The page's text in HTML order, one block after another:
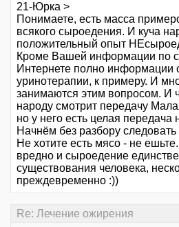
21-Юрка >
Понимаете, есть масса
всякого сыроедения. И куча
положительный опыт
Кроме Вашей информации по
Интернете полно информации
уринотерапии, к примеру. И
занимаются этим вопросом. И
народу смотрит передачу
но у него есть целая передача
Начнём без разбору
Не хотите есть мясо - не
вредно и сыроедение
существования человека,
преждевременно :))
Re: Лечение ожирения